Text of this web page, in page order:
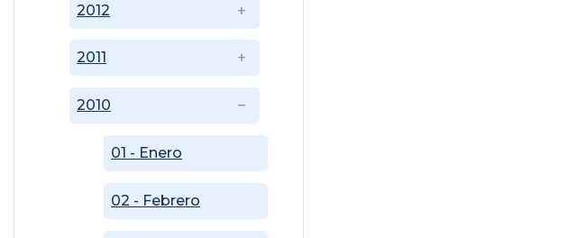
2010
01 - Enero
02 - Febrero
2011
2012